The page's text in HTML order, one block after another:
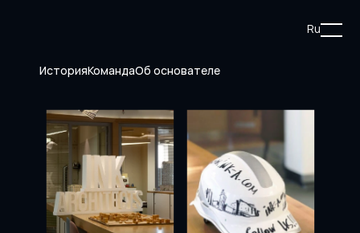
Ru
ИсторияКомандаОб основателе